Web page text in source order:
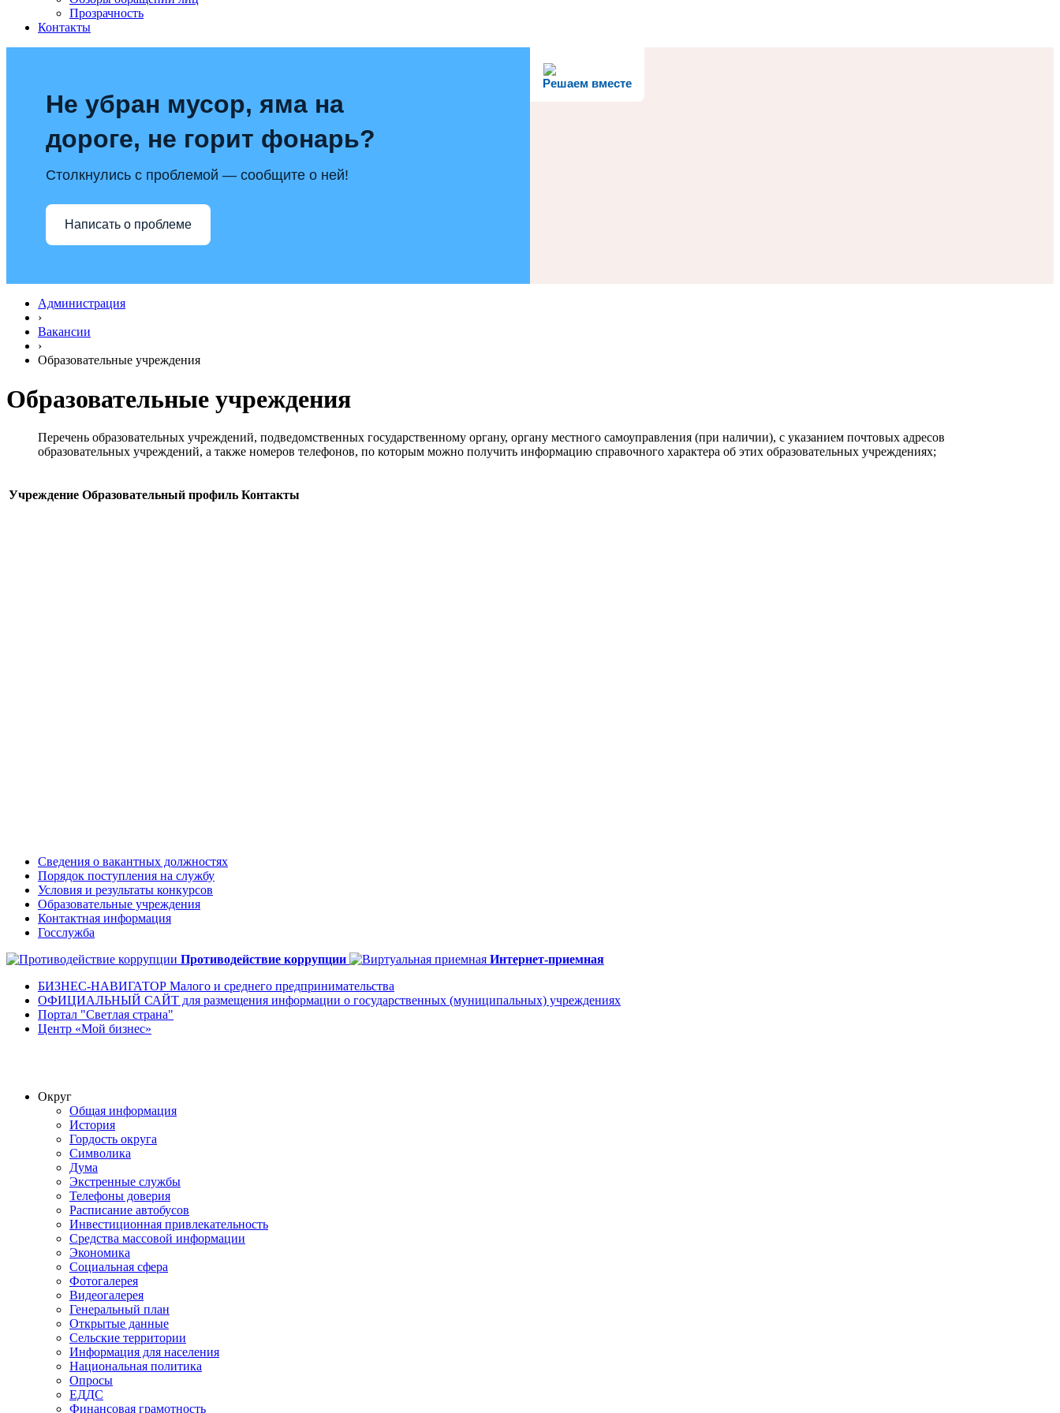
Прозрачность
Контакты
Решаем вместе
Не убран мусор, яма на
дороге, не горит фонарь?
Столкнулись с проблемой — сообщите о ней!
Написать о проблеме
Администрация
›
Вакансии
›
Образовательные учреждения
Образовательные учреждения
Перечень образовательных учреждений, подведомственных государственному органу, органу местного самоуправления (при наличии), с указанием почтовых адресов
образовательных учреждений, а также номеров телефонов, по которым можно получить информацию справочного характера об этих образовательных учреждениях;
Учреждение Образовательный профиль Контакты
Сведения о вакантных должностях
Порядок поступления на службу
Условия и результаты конкурсов
Образовательные учреждения
Контактная информация
Госслужба
Противодействие коррупции
Интернет-приемная
БИЗНЕС-НАВИГАТОР Малого и среднего предпринимательства
ОФИЦИАЛЬНЫЙ САЙТ для размещения информации о государственных (муниципальных) учреждениях
Портал "Светлая страна"
Центр «Мой бизнес»
Округ
Общая информация
История
Гордость округа
Символика
Дума
Экстренные службы
Телефоны доверия
Расписание автобусов
Инвестиционная привлекательность
Средства массовой информации
Экономика
Социальная сфера
Фотогалерея
Видеогалерея
Генеральный план
Открытые данные
Сельские территории
Информация для населения
Национальная политика
Опросы
ЕДДС
Финансовая грамотность